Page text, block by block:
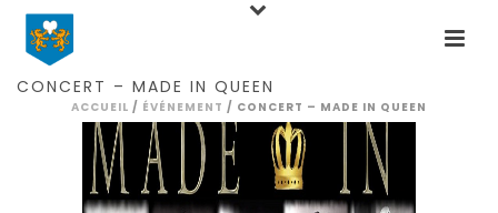
CONCERT – MADE IN QUEEN
ACCUEIL / ÉVÉNEMENT / CONCERT – MADE IN QUEEN